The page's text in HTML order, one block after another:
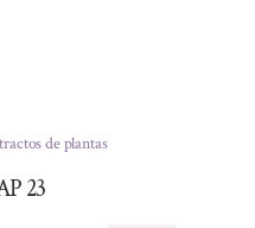
de plantas
23